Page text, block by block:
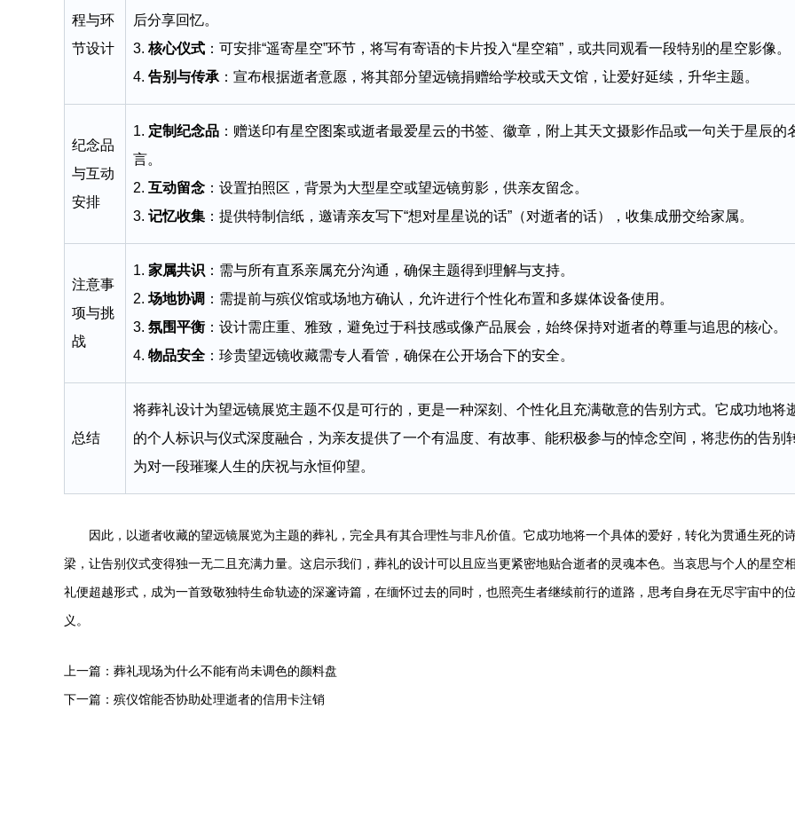
程与环
节设计
后分享回忆。
3. 核心仪式 ：可安排“遥寄星空”环节，将写有寄语的卡片投入“星空箱”，或共同观看一段特别的星空影像。
4. 告别与传承 ：宣布根据逝者意愿，将其部分望远镜捐赠给学校或天文馆，让爱好延续，升华主题。
纪念品
与互动
安排
1. 定制纪念品 ：赠送印有星空图案或逝者最爱星云的书签、徽章，附上其天文摄影作品或一句关于星辰的
言。
2. 互动留念 ：设置拍照区，背景为大型星空或望远镜剪影，供亲友留念。
3. 记忆收集 ：提供特制信纸，邀请亲友写下“想对星星说的话”（对逝者的话），收集成册交给家属。
注意事
项与挑
战
1. 家属共识 ：需与所有直系亲属充分沟通，确保主题得到理解与支持。
2. 场地协调 ：需提前与殡仪馆或场地方确认，允许进行个性化布置和多媒体设备使用。
3. 氛围平衡 ：设计需庄重、雅致，避免过于科技感或像产品展会，始终保持对逝者的尊重与追思的核心。
4. 物品安全 ：珍贵望远镜收藏需专人看管，确保在公开场合下的安全。
总结
将葬礼设计为望远镜展览主题不仅是可行的，更是一种深刻、个性化且充满敬意的告别方式。它成功地将
的个人标识与仪式深度融合，为亲友提供了一个有温度、有故事、能积极参与的悼念空间，将悲伤的告别
为对一段璀璨人生的庆祝与永恒仰望。
因此，以逝者收藏的望远镜展览为主题的葬礼，完全具有其合理性与非凡价值。它成功地将一个具体的爱好，转化为贯通生死的
梁，让告别仪式变得独一无二且充满力量。这启示我们，葬礼的设计可以且应当更紧密地贴合逝者的灵魂本色。当哀思与个人的星空
礼便超越形式，成为一首致敬独特生命轨迹的深邃诗篇，在缅怀过去的同时，也照亮生者继续前行的道路，思考自身在无尽宇宙中的
义。
上一篇： 葬礼现场为什么不能有尚未调色的颜料盘
下一篇： 殡仪馆能否协助处理逝者的信用卡注销